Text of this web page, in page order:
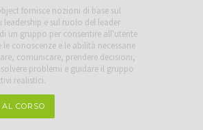
fornisce nozioni di base sul
e sul ruolo del leader
un gruppo per consentire all'utente
le conoscenze e le abilità necessarie
comunicare, prendere decisioni,
problemi e guidare il gruppo
realistici.
CORSO